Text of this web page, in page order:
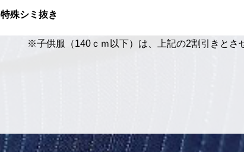
特殊シミ抜き
※子供服（140ｃｍ以下）は、上記の2割引きとさ